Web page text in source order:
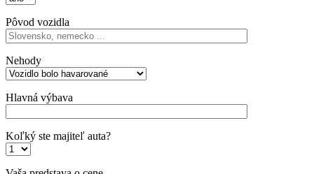
Pôvod vozidla
Nehody
Hlavná výbava
Koľký ste majiteľ auta?